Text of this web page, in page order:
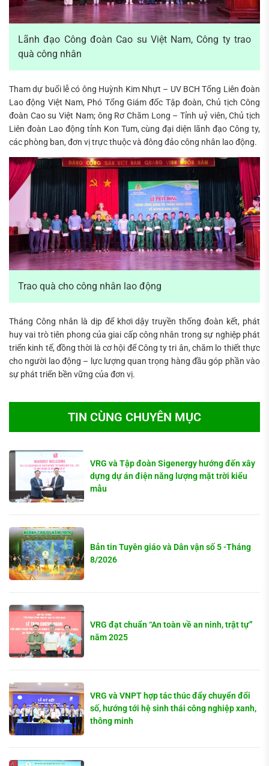
Lãnh đạo Công đoàn Cao su Việt Nam, Công ty trao
quà công nhân
Tham dự buổi lễ có ông Huỳnh Kim Nhựt – UV BCH Tổng Liên đoàn
Lao động Việt Nam, Phó Tổng Giám đốc Tập đoàn, Chủ tịch Công
đoàn Cao su Việt Nam; ông Rơ Chăm Long – Tỉnh uỷ viên, Chủ tịch
Liên đoàn Lao động tỉnh Kon Tum, cùng đại diện lãnh đạo Công ty,
các phòng ban, đơn vị trực thuộc và đông đảo công nhân lao động.
Trao quà cho công nhân lao động
Tháng Công nhân là dịp để khơi dậy truyền thống đoàn kết, phát
huy vai trò tiên phong của giai cấp công nhân trong sự nghiệp phát
triển kinh tế, đồng thời là cơ hội để Công ty tri ân, chăm lo thiết thực
cho người lao động – lực lượng quan trọng hàng đầu góp phần vào
sự phát triển bền vững của đơn vị.
TIN CÙNG CHUYÊN MỤC
VRG và Tập đoàn Sigenergy hướng đến xây
dựng dự án điện năng lượng mặt trời kiểu
mẫu
Bản tin Tuyên giáo và Dân vận số 5 -Tháng
8/2026
VRG đạt chuẩn “An toàn về an ninh, trật tự”
năm 2025
VRG và VNPT hợp tác thúc đẩy chuyển đổi
số, hướng tới hệ sinh thái công nghiệp xanh,
thông minh